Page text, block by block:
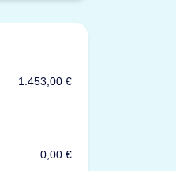
1.453,00 €
0,00 €